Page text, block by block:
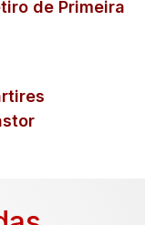
de Primeira